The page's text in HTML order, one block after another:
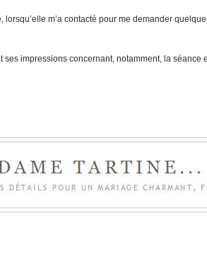
m’a contacté pour me demander
ses impressions concernant, notamment, la séance